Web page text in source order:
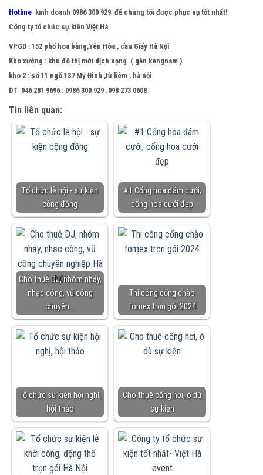
Hotline kinh doanh 0986 300 929 để chúng tôi được phục vụ tốt nhất!
Công ty tổ chức sự kiên Việt Hà
VPGD : 152 phố hoa bằng,Yên Hòa , cầu Giấy Hà Nội
Kho xưởng : khu đô thị mới dịch vọng ( gần kengnam )
kho 2 : só 11 ngõ 137 Mỹ Đình ,từ liêm , hà nội
ĐT 046 281 9696 : 0986 300 929 .098 273 0608
Tin liên quan:
Tổ chức lễ hội - sự kiện
cộng đồng
#1 Cổng hoa đám cưới,
cổng hoa cưới đẹp
Cho thuê DJ, nhóm nhảy,
nhạc công, vũ công
chuyên…
Thi công cổng chào
fomex trọn gói 2024
Tổ chức sự kiện hội nghị,
hội thảo
Cho thuê cổng hơi, ô dù
sự kiện